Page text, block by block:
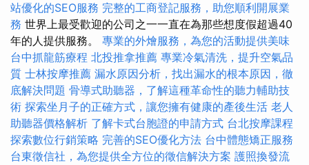
站優化的SEO服務 完整的工商登記服務，助您順利開展業
務 世界上最受歡迎的公司之一一直在為那些想度假超過40
年的人提供服務。 專業的外燴服務，為您的活動提供美味
台中抓龍筋療程 北投推拿推薦 專業冷氣清洗，提升空氣品
質 士林按摩推薦 漏水原因分析，找出漏水的根本原因，徹
底解決問題 骨導式助聽器，了解這種革命性的聽力輔助技
術 探索坐月子的正確方式，讓您擁有健康的產後生活 老人
助聽器價格解析 了解卡式台胞證的申請方式 台北按摩課程
探索數位行銷策略 完善的SEO優化方法 台中體態矯正服務
台東徵信社，為您提供全方位的徵信解決方案 護照換發流